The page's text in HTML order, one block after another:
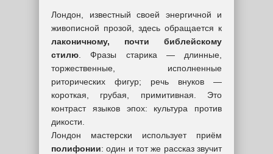
Лондон, известный своей энергичной и
живописной прозой, здесь обращается к
лаконичному, почти библейскому
стилю . Фразы старика — длинные,
торжественные, исполненные
риторических фигур; речь внуков —
короткая, грубая, примитивная. Это
контраст языков эпох: культура против
дикости.
Лондон мастерски использует приём
полифонии: один и тот же рассказ звучит